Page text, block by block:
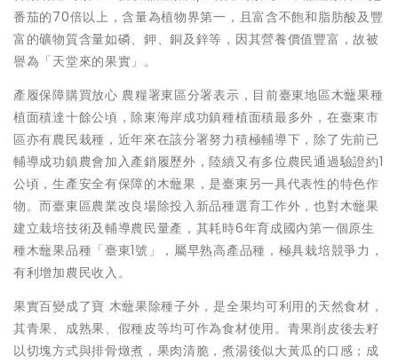
番茄的70倍以上，含量為植物界第一，且富含不飽和脂肪酸及豐
富的礦物質含量如磷、鉀、銅及鋅等，因其營養價值豐富，故被
譽為「天堂來的果實」。
產履保障購買放心 農糧署東區分署表示，目前臺東地區木虌果種
植面積達十餘公頃，除東海岸成功鎮種植面積最多外，在臺東市
區亦有農民栽種，近年來在該分署努力積極輔導下，除了先前已
輔導成功鎮農會加入產銷履歷外，陸續又有多位農民通過驗證約1
公頃，生產安全有保障的木虌果，是臺東另一具代表性的特色作
物。而臺東區農業改良場除投入新品種選育工作外，也對木虌果
建立栽培技術及輔導農民量產，其耗時6年育成國內第一個原生
種木虌果品種「臺東1號」，屬早熟高產品種，極具栽培競爭力，
有利增加農民收入。
果實百變成了寶 木虌果除種子外，是全果均可利用的天然食材，
其青果、成熟果、假種皮等均可作為食材使用。青果削皮後去籽
以切塊方式與排骨燉煮，果肉清脆，煮湯後似大黃瓜的口感；成